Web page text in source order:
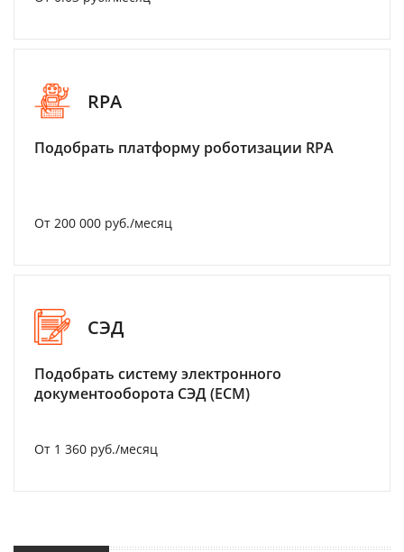
RPA
Подобрать платформу роботизации RPA
От 200 000 руб./месяц
СЭД
Подобрать систему электронного
документооборота СЭД (ECM)
От 1 360 руб./месяц